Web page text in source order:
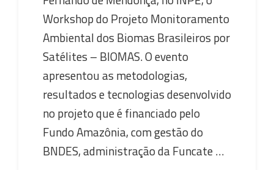
Workshop do Projeto Monitoramento
Ambiental dos Biomas Brasileiros por
Satélites – BIOMAS. O evento
apresentou as metodologias,
resultados e tecnologias desenvolvido
no projeto que é financiado pelo
Fundo Amazônia, com gestão do
BNDES, administração da Funcate …